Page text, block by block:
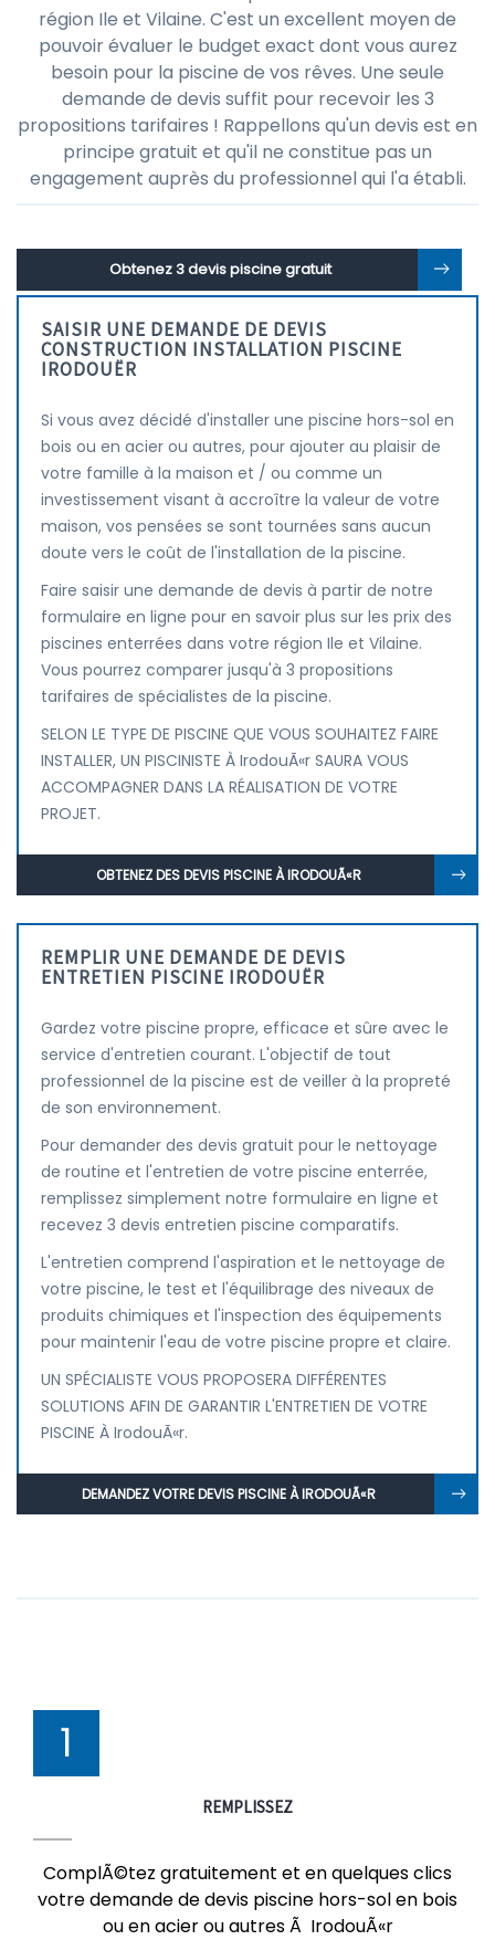
région Ile et Vilaine. C'est un excellent moyen de
pouvoir évaluer le budget exact dont vous aurez
besoin pour la piscine de vos rêves. Une seule
demande de devis suffit pour recevoir les 3
propositions tarifaires ! Rappellons qu'un devis est en
principe gratuit et qu'il ne constitue pas un
engagement auprès du professionnel qui l'a établi.
Obtenez 3 devis piscine gratuit
SAISIR UNE DEMANDE DE DEVIS
CONSTRUCTION INSTALLATION PISCINE
IRODOUËR
Si vous avez décidé d'installer une piscine hors-sol en
bois ou en acier ou autres, pour ajouter au plaisir de
votre famille à la maison et / ou comme un
investissement visant à accroître la valeur de votre
maison, vos pensées se sont tournées sans aucun
doute vers le coût de l'installation de la piscine.
Faire saisir une demande de devis à partir de notre
formulaire en ligne pour en savoir plus sur les prix des
piscines enterrées dans votre région Ile et Vilaine.
Vous pourrez comparer jusqu'à 3 propositions
tarifaires de spécialistes de la piscine.
SELON LE TYPE DE PISCINE QUE VOUS SOUHAITEZ FAIRE
INSTALLER, UN PISCINISTE À IrodouÃ«r SAURA VOUS
ACCOMPAGNER DANS LA RÉALISATION DE VOTRE
PROJET.
OBTENEZ DES DEVIS PISCINE À IRODOUÃ«R
REMPLIR UNE DEMANDE DE DEVIS
ENTRETIEN PISCINE IRODOUËR
Gardez votre piscine propre, efficace et sûre avec le
service d'entretien courant. L'objectif de tout
professionnel de la piscine est de veiller à la propreté
de son environnement.
Pour demander des devis gratuit pour le nettoyage
de routine et l'entretien de votre piscine enterrée,
remplissez simplement notre formulaire en ligne et
recevez 3 devis entretien piscine comparatifs.
L'entretien comprend l'aspiration et le nettoyage de
votre piscine, le test et l'équilibrage des niveaux de
produits chimiques et l'inspection des équipements
pour maintenir l'eau de votre piscine propre et claire.
UN SPÉCIALISTE VOUS PROPOSERA DIFFÉRENTES
SOLUTIONS AFIN DE GARANTIR L'ENTRETIEN DE VOTRE
PISCINE À IrodouÃ«r.
DEMANDEZ VOTRE DEVIS PISCINE À IRODOUÃ«R
1
REMPLISSEZ
ComplÃ©tez gratuitement et en quelques clics
votre demande de devis piscine hors-sol en bois
ou en acier ou autres Ã IrodouÃ«r